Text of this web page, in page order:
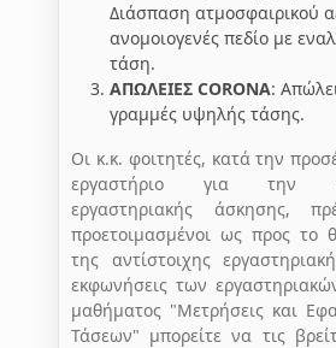
Διάσπαση ατμοσφαιρικού
ανομοιογενές πεδίο με
τάση.
ΑΠΩΛΕΙΕΣ CORONA:
γραμμές υψηλής τάσης.
Οι κ.κ. φοιτητές, κατά την
εργαστήριο για την
εργαστηριακής άσκησης,
προετοιμασμένοι ως προς το
της αντίστοιχης
εκφωνήσεις των
μαθήματος "Μετρήσεις και
Τάσεων" μπορείτε να τις